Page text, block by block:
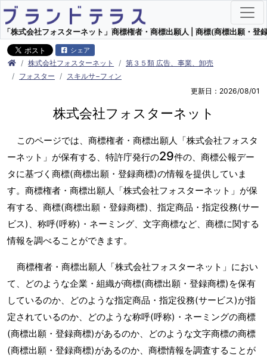
「株式会社フォスターネット」商標権者・商標出願人 | 商標(商標出願・登
シェア
株式会社フォスターネット
第３５類 広告、事業、卸売
フォスター
スキルサ−フィン
更新日：2026/08/01
株式会社フォスターネット
このページでは、商標権者・商標出願人「株式会社フォスタ
ーネット」が保有する、特許庁発行の29件の、商標公報デー
タに基づく商標(商標出願・登録商標)の情報を提供していま
す。商標権者・商標出願人「株式会社フォスターネット」が保
有する、商標(商標出願・登録商標)、指定商品・指定役務(サー
ビス)、称呼(呼称)・ネーミング、文字商標など、商標に関する
情報を調べることができます。
商標権者・商標出願人「株式会社フォスターネット」におい
て、どのような企業・組織が商標(商標出願・登録商標)を保有
しているのか、どのような指定商品・指定役務(サービス)が指
定されているのか、どのような称呼(呼称)・ネーミングの商標
(商標出願・登録商標)があるのか、どのような文字商標の商標
(商標出願・登録商標)があるのか、商標情報を調査することが